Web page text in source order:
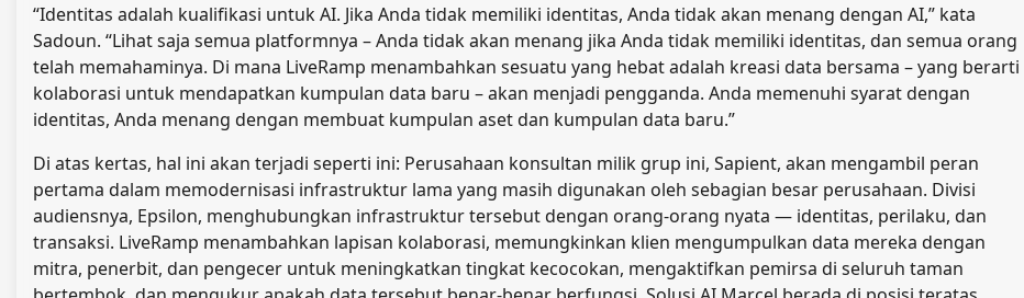
“Identitas adalah kualifikasi untuk AI. Jika Anda tidak memiliki identitas, Anda tidak akan menang dengan AI,” kata
Sadoun. “Lihat saja semua platformnya – Anda tidak akan menang jika Anda tidak memiliki identitas, dan semua orang
telah memahaminya. Di mana LiveRamp menambahkan sesuatu yang hebat adalah kreasi data bersama – yang berarti
kolaborasi untuk mendapatkan kumpulan data baru – akan menjadi pengganda. Anda memenuhi syarat dengan
identitas, Anda menang dengan membuat kumpulan aset dan kumpulan data baru.”
Di atas kertas, hal ini akan terjadi seperti ini: Perusahaan konsultan milik grup ini, Sapient, akan mengambil peran
pertama dalam memodernisasi infrastruktur lama yang masih digunakan oleh sebagian besar perusahaan. Divisi
audiensnya, Epsilon, menghubungkan infrastruktur tersebut dengan orang-orang nyata — identitas, perilaku, dan
transaksi. LiveRamp menambahkan lapisan kolaborasi, memungkinkan klien mengumpulkan data mereka dengan
mitra, penerbit, dan pengecer untuk meningkatkan tingkat kecocokan, mengaktifkan pemirsa di seluruh taman